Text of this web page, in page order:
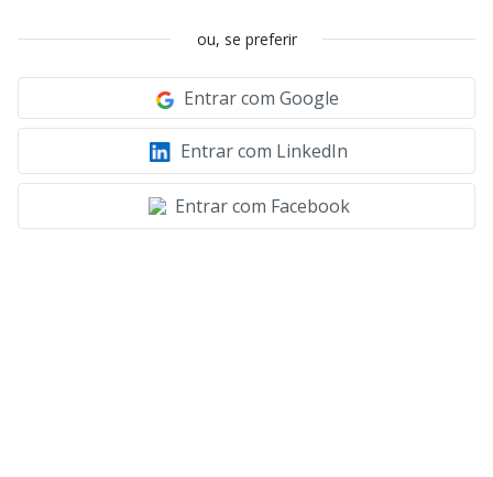
ou, se preferir
Entrar com Google
Entrar com LinkedIn
Entrar com Facebook